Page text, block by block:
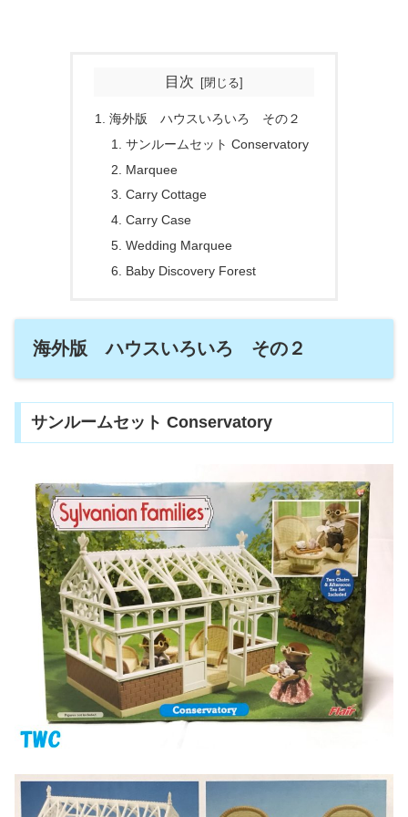
目次
海外版 ハウスいろいろ その２
サンルームセット Conservatory
Marquee
Carry Cottage
Carry Case
Wedding Marquee
Baby Discovery Forest
海外版 ハウスいろいろ その２
サンルームセット Conservatory